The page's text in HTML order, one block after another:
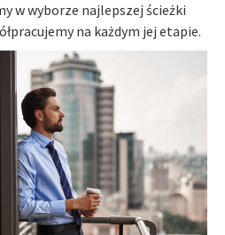
w wyborze najlepszej ścieżki
na każdym jej etapie.